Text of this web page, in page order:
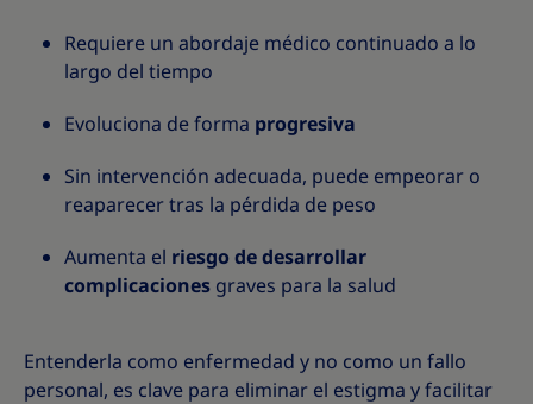
Requiere un abordaje médico continuado a lo
largo del tiempo
Evoluciona de forma progresiva
Sin intervención adecuada, puede empeorar o
reaparecer tras la pérdida de peso
Aumenta el riesgo de desarrollar
complicaciones graves para la salud
Entenderla como enfermedad y no como un fallo
personal, es clave para eliminar el estigma y facilitar